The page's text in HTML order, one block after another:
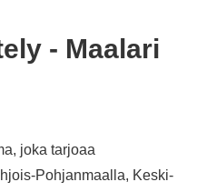
- Maalari
joka tarjoaa
Pohjanmaalla, Keski-